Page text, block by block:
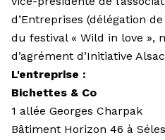
d’Entreprises (délégation
du festival « Wild in love »,
d’agrément d’Initiative
L'entreprise :
Bichettes & Co
1 allée Georges Charpak
Bâtiment Horizon 46 à